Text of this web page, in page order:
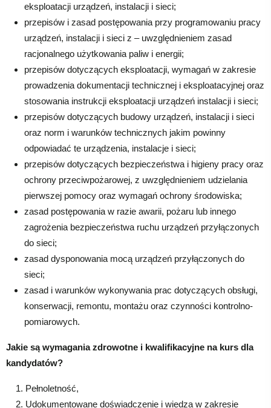
eksploatacji urządzeń, instalacji i sieci;
przepisów i zasad postępowania przy programowaniu pracy
urządzeń, instalacji i sieci z – uwzględnieniem zasad
racjonalnego użytkowania paliw i energii;
przepisów dotyczących eksploatacji, wymagań w zakresie
prowadzenia dokumentacji technicznej i eksploatacyjnej oraz
stosowania instrukcji eksploatacji urządzeń instalacji i sieci;
przepisów dotyczących budowy urządzeń, instalacji i sieci
oraz norm i warunków technicznych jakim powinny
odpowiadać te urządzenia, instalacje i sieci;
przepisów dotyczących bezpieczeństwa i higieny pracy oraz
ochrony przeciwpożarowej, z uwzględnieniem udzielania
pierwszej pomocy oraz wymagań ochrony środowiska;
zasad postępowania w razie awarii, pożaru lub innego
zagrożenia bezpieczeństwa ruchu urządzeń przyłączonych
do sieci;
zasad dysponowania mocą urządzeń przyłączonych do
sieci;
zasad i warunków wykonywania prac dotyczących obsługi,
konserwacji, remontu, montażu oraz czynności kontrolno-
pomiarowych.
Jakie są wymagania zdrowotne i kwalifikacyjne na kurs dla
kandydatów?
Pełnoletność,
Udokumentowane doświadczenie i wiedza w zakresie